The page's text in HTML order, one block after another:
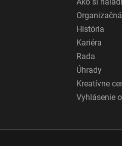
História
Kariéra
Rada
Úhrady
Kreatívne
Vyhlásenie